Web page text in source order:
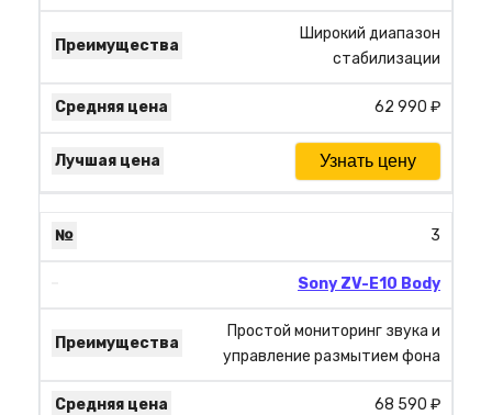
Широкий диапазон
стабилизации
62 990 ₽
Узнать цену
3
Sony ZV-E10 Body
Простой мониторинг звука и
управление размытием фона
68 590 ₽